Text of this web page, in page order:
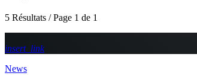
5 Résultats / Page 1 de 1
insert_link
News